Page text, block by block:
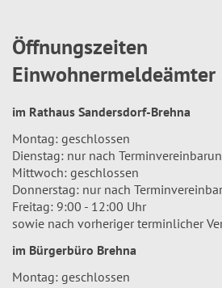
Öffnungszeiten
Einwohnermeldeämter
im Rathaus Sandersdorf-Brehna
Montag: geschlossen
Dienstag: nur nach
Mittwoch: geschlossen
Donnerstag: nur nach
Freitag: 9:00 - 12:00 Uhr
sowie nach vorheriger terminlicher
im Bürgerbüro Brehna
Montag: geschlossen